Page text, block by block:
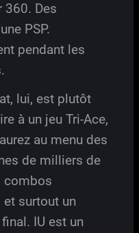
360. Des
PSP.
pendant les
lui, est plutôt
à un jeu Tri-Ace,
au menu des
de milliers de
combos
et surtout un
IU est un